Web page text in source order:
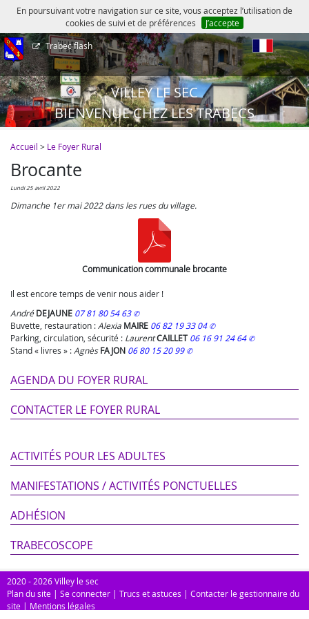
En poursuivant votre navigation sur ce site, vous acceptez l’utilisation de
cookies de suivi et de préférences
J’accepte
Trabec flash
VILLEY LE SEC
BIENVENUE CHEZ LES TRABECS
Accueil > Le Foyer Rural
Brocante
lundi 25 avril 2022
Dimanche 1er mai 2022 dans les rues du village.
Communication communale brocante
Il est encore temps de venir nous aider !
André DEJAUNE 07 81 80 54 63
Buvette, restauration : Alexia MAIRE 06 82 19 33 04
Parking, circulation, sécurité : LaurentCAILLET 06 16 91 24 64
Stand « livres » : Agnès FAJON 06 80 15 20 99
AGENDA DU FOYER RURAL
CONTACTER LE FOYER RURAL
ACTIVITÉS POUR LES ADULTES
MANIFESTATIONS / ACTIVITÉS PONCTUELLES
ADHÉSION
TRABECOSCOPE
2020 - 2026 Villey le sec
Plan du site | Se connecter | Trucs et astuces | Contacter le gestionnaire du
site | Mentions légales